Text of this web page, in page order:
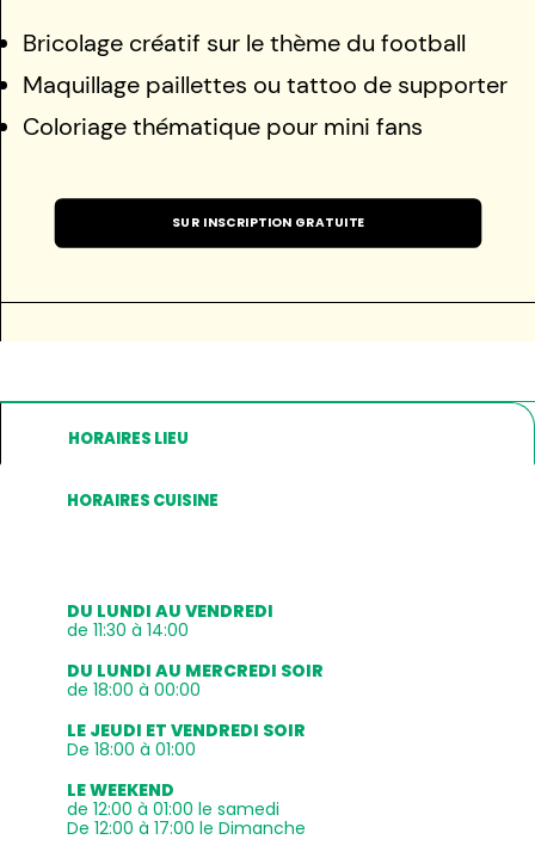
Bricolage créatif sur le thème du football
Maquillage paillettes ou tattoo de supporter
Coloriage thématique pour mini fans
SUR INSCRIPTION GRATUITE
HORAIRES LIEU
HORAIRES CUISINE
DU LUNDI AU VENDREDI
de 11:30 à 14:00
DU LUNDI AU MERCREDI SOIR
de 18:00 à 00:00
LE JEUDI ET VENDREDI SOIR
De 18:00 à 01:00
LE WEEKEND
de 12:00 à 01:00 le samedi
De 12:00 à 17:00 le Dimanche